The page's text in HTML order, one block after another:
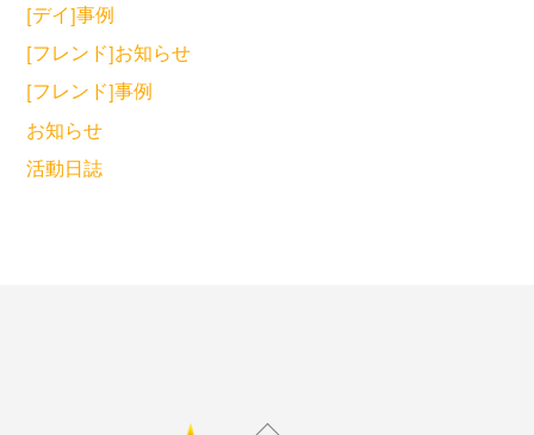
[デイ]事例
[フレンド]お知らせ
[フレンド]事例
お知らせ
活動日誌
Back